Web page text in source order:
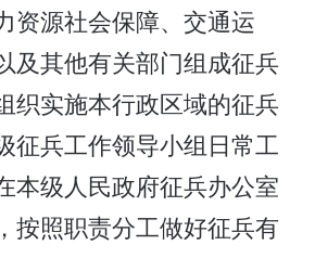
资源社会保障、交通运
及其他有关部门组成征兵
织实施本行政区域的征兵
征兵工作领导小组日常工
本级人民政府征兵办公室
按照职责分工做好征兵有